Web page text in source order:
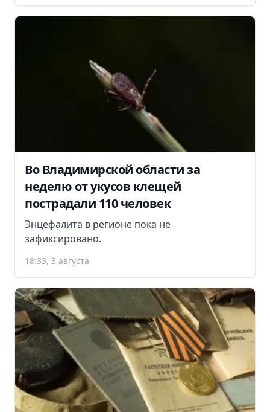
Во Владимирской области за
неделю от укусов клещей
пострадали 110 человек
Энцефалита в регионе пока не
зафиксировано.
18:33, 3 августа